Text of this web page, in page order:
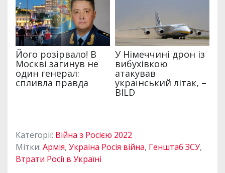
Категорії: Війна з Росією 2022
Мітки: Армія, Україна Росія війна, Генштаб ЗСУ,
Втрати Росії в Україні